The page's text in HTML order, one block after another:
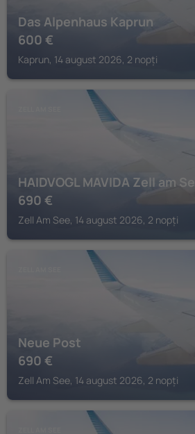
Das Alpenhaus Kaprun
600 €
Kaprun, 14 august 2026, 2 nopți
HAIDVOGL MAVIDA Zell am See
690 €
Zell Am See, 14 august 2026, 2 nopți
Neue Post
690 €
Zell Am See, 14 august 2026, 2 nopți